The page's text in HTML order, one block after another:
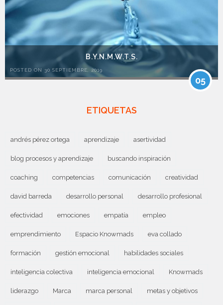
B.Y.N.M.W.T.S.
POSTED ON 30 SEPTIEMBRE, 2019
05
ETIQUETAS
andrés pérez ortega aprendizaje asertividad
blog procesos y aprendizaje buscando inspiración
coaching competencias comunicación creatividad
david barreda desarrollo personal desarrollo profesional
efectividad emociones empatía empleo
emprendimiento Espacio Knowmads eva collado
formación gestión emocional habilidades sociales
inteligencia colectiva inteligencia emocional Knowmads
liderazgo Marca marca personal metas y objetivos